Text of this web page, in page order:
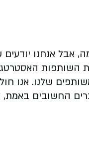
אבל אנחנו
שלנו. אנו
החשובים